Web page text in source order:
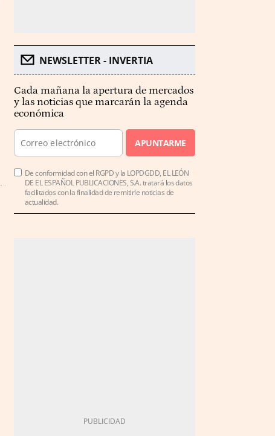
NEWSLETTER - INVERTIA
Cada mañana la apertura de mercados
y las noticias que marcarán la agenda
económica
APUNTARME
De conformidad con el RGPD y la LOPDGDD, EL LEÓN
DE EL ESPAÑOL PUBLICACIONES, S.A. tratará los datos
facilitados con la finalidad de remitirle noticias de
actualidad.